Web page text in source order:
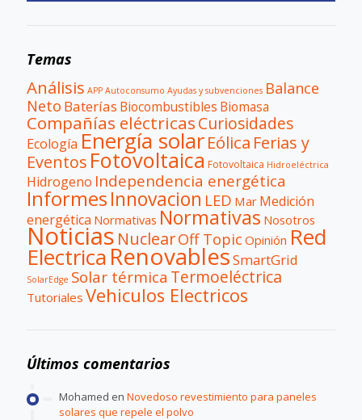
Temas
Análisis APP Autoconsumo Ayudas y subvenciones Balance
Neto Baterías Biocombustibles Biomasa
Compañías eléctricasCuriosidades
Ecología Energía solarEólica Ferias y
Eventos Fotovoltaica Fotovoltaica Hidroeléctrica
Hidrogeno Independencia energética
InformesInnovacion LED Mar Medición
energética Normativas Normativas Nosotros
Noticias NuclearOff Topic Opinión Red
ElectricaRenovablesSmartGrid
SolarEdge Solar térmica Termoeléctrica
Tutoriales Vehiculos Electricos
Últimos comentarios
Mohamed en Novedoso revestimiento para paneles
solares que repele el polvo